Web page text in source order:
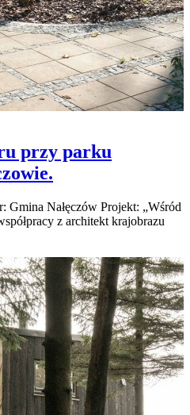
przy parku
Gmina Nałęczów Projekt: „Wśród
z architekt krajobrazu